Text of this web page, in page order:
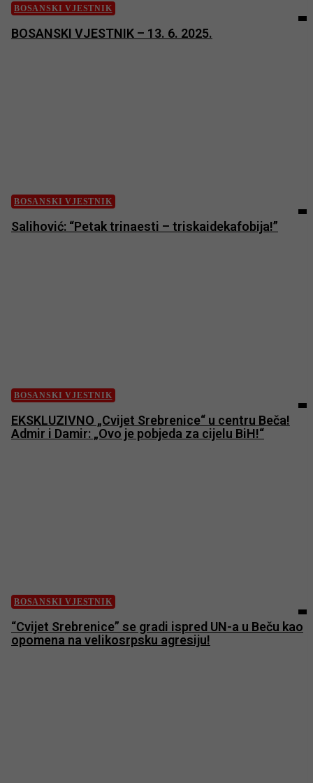
BOSANSKI VJESTNIK
BOSANSKI VJESTNIK – 13. 6. 2025.
BOSANSKI VJESTNIK
Salihović: “Petak trinaesti – triskaidekafobija!”
BOSANSKI VJESTNIK
EKSKLUZIVNO „Cvijet Srebrenice“ u centru Beča!
Admir i Damir: „Ovo je pobjeda za cijelu BiH!“
BOSANSKI VJESTNIK
“Cvijet Srebrenice” se gradi ispred UN-a u Beču kao
opomena na velikosrpsku agresiju!